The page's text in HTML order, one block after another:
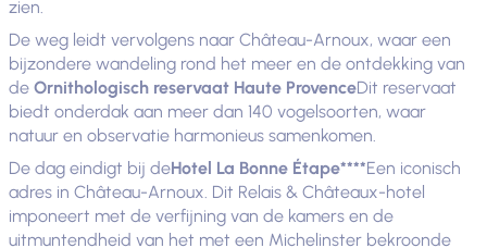
zien.
De weg leidt vervolgens naar Château-Arnoux, waar een
bijzondere wandeling rond het meer en de ontdekking van
de Ornithologisch reservaat Haute ProvenceDit reservaat
biedt onderdak aan meer dan 140 vogelsoorten, waar
natuur en observatie harmonieus samenkomen.
De dag eindigt bij deHotel La Bonne Étape****Een iconisch
adres in Château-Arnoux. Dit Relais & Châteaux-hotel
imponeert met de verfijning van de kamers en de
uitmuntendheid van het met een Michelinster bekroonde